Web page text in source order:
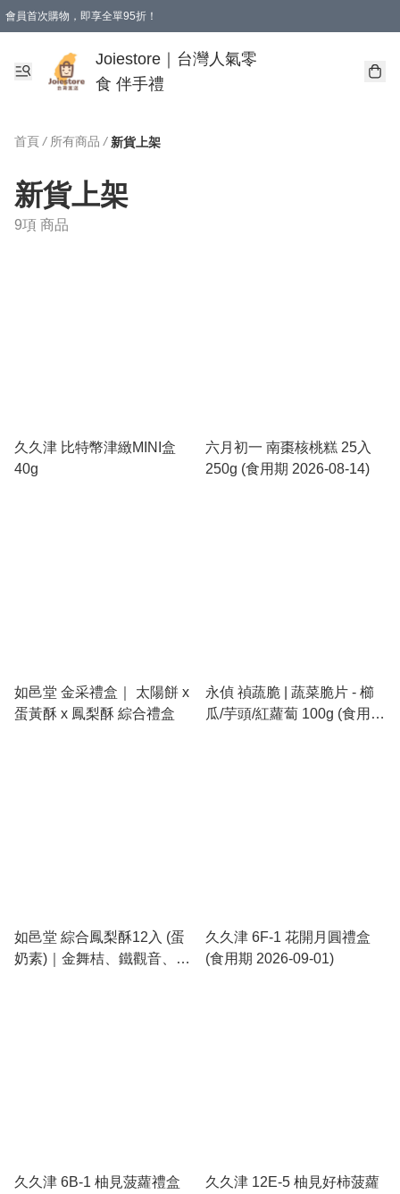
會員首次購物，即享全單95折！
購物滿 HKD 350.00即享免運費優惠！（適用於 本地送貨、本地取貨 )
Joiestore｜台灣人氣零
食 伴手禮
首頁 / 所有商品 / 新貨上架
新貨上架
9項 商品
久久津 比特幣津緻MINI盒
40g
六月初一 南棗核桃糕 25入
250g (食用期 2026-08-14)
如邑堂 金采禮盒｜ 太陽餅 x
蛋黃酥 x 鳳梨酥 綜合禮盒
永偵 禎蔬脆 | 蔬菜脆片 - 櫛
瓜/芋頭/紅蘿蔔 100g (食用期
如邑堂 綜合鳳梨酥12入 (蛋
奶素)｜金舞桔、鐵觀音、土
久久津 6F-1 花開月圓禮盒
(食用期 2026-09-01)
久久津 6B-1 柚見菠蘿禮盒
久久津 12E-5 柚見好柿菠蘿